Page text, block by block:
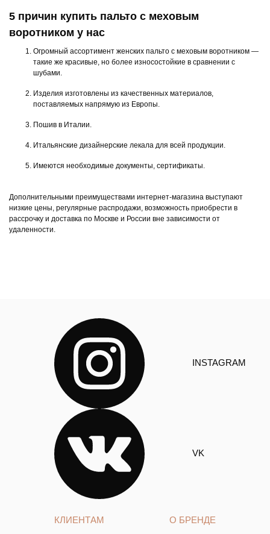
5 причин купить пальто с меховым
воротником у нас
Огромный ассортимент женских пальто с меховым воротником —
такие же красивые, но более износостойкие в сравнении с
шубами.
Изделия изготовлены из качественных материалов,
поставляемых напрямую из Европы.
Пошив в Италии.
Итальянские дизайнерские лекала для всей продукции.
Имеются необходимые документы, сертификаты.
Дополнительными преимуществами интернет-магазина выступают
низкие цены, регулярные распродажи, возможность приобрести в
рассрочку и доставка по Москве и России вне зависимости от
удаленности.
КЛИЕНТАМ О БРЕНДЕ
INSTAGRAM
VK